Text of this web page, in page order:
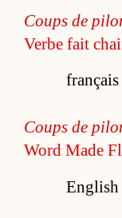
Coups de
Verbe fait
français
Coups de
Word Made
English